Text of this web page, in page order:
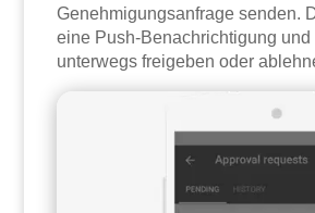
Genehmigungsanfrage senden.
eine Push-Benachrichtigung
unterwegs freigeben oder